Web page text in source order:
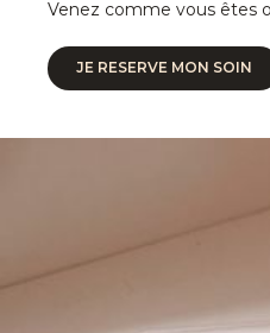
Venez comme vous êtes
JE RESERVE MON SOIN